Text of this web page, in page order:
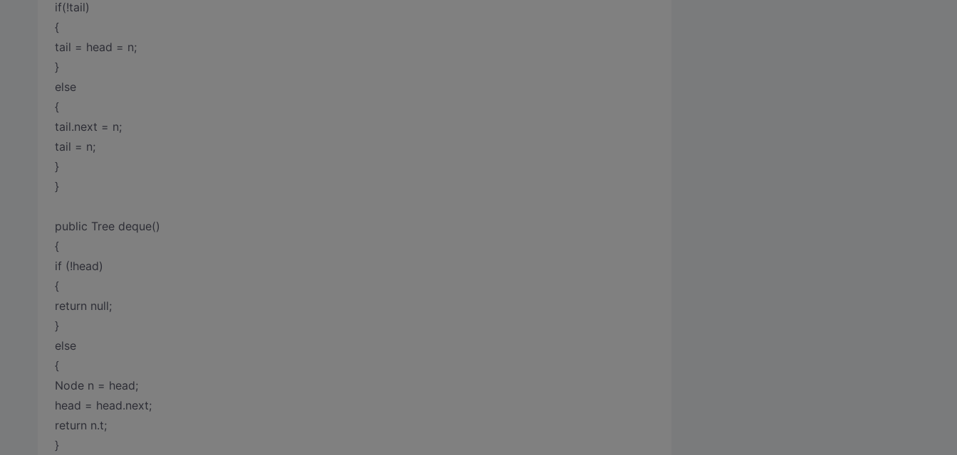
if(!tail)
{
tail = head = n;
}
else
{
tail.next = n;
tail = n;
}
}
public Tree deque()
{
if (!head)
{
return null;
}
else
{
Node n = head;
head = head.next;
return n.t;
}